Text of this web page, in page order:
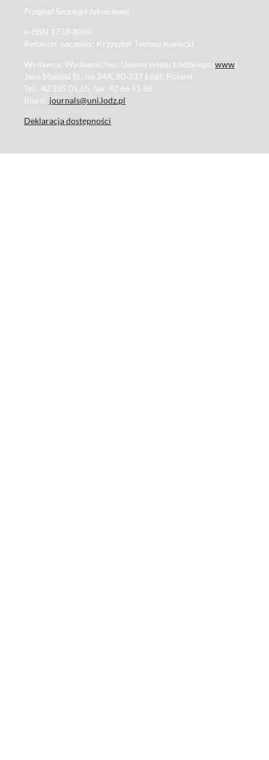
Przegląd Socjologii Jakościowej
e-ISSN 1733-8069
Redaktor naczelny: Krzysztof Tomasz Konecki
Wydawca: Wydawnictwo Uniwersytetu Łódzkiego (www)
Jana Matejki St., no 34A, 90-237 Łódź, Poland
Tel.: 42 235 01 65, fax: 42 66 55 86
Biuro: journals@uni.lodz.pl
Deklaracja dostępności